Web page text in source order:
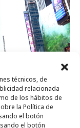
técnicos, de
relacionada
de los hábitos de
la Política de
el botón
el botón